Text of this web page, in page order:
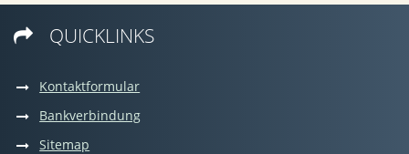
 QUICKLINKS
Kontaktformular
Bankverbindung
Sitemap